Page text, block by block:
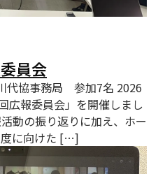
員会
代協事務局 参加7名 2026
広報委員会」を開催しまし
動の振り返りに加え、ホー
度に向けた […]